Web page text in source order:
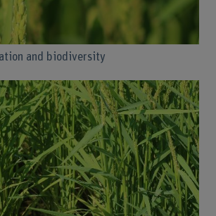
and biodiversity